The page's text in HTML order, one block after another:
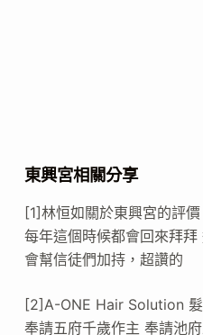
東興宮相關分享
[1]林恒如關於東興宮的評價
每年這個時候都會回來拜
會幫信徒們加持，超讚的
[2]A-ONE Hair Solution 髮
奉請五府千歲作主 奉請池